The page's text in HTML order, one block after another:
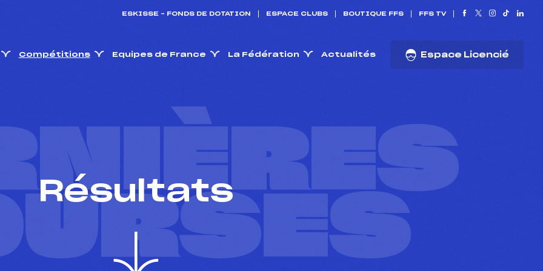
ESKISSE – FONDS DE DOTATION ESPACE CLUBS BOUTIQUE FFS FFS TV
Compétitions Equipes de France La Fédération Actualités Espace Licencié
Résultats